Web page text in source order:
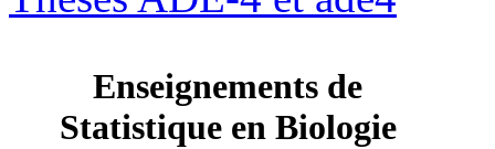
Enseignements de
Statistique en Biologie